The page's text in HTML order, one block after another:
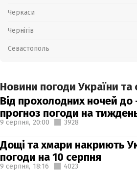
Черкаси
Чернігів
Севастополь
Новини погоди України та
Від прохолодних ночей до
прогноз погоди на
9 серпня, 20:00 3928
Дощі та хмари накриють
погоди на 10 серпня
9 серпня, 18:16 4023